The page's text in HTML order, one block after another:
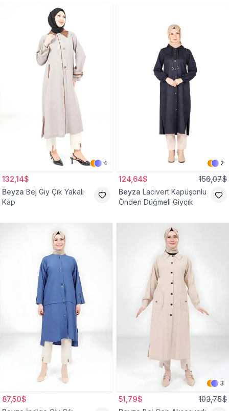
4
132,14$
Beyza Bej Giy Çık Yakalı
Kap
2
124,64$ 156,07$
Beyza Lacivert Kapüşonlu
Önden Düğmeli Giyçık
87,50$
3
51,79$ 103,75$